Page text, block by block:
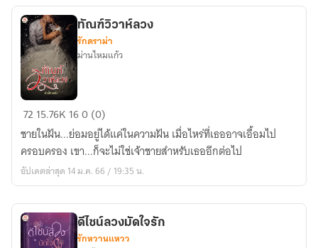
ทัณฑ์
วิวาห์
ลวง
ทัณฑ์วิวาห์ลวง
รักดราม่า
ม่านไหมแก้ว
72 15.76K 160 (0)
ชายในฝัน...ย่อมอยู่ได้แค่ในความฝัน เมื่อไหร่ที่เธออาจเอื้อมไป
ครอบครอง เขา...ก็จะไม่ใช่เจ้าชายสำหรับเธออีกต่อไป
อัปเดตล่าสุด 14 ม.ค. 66 / 19:35 น.
ดีไซน์ลวงมัดใจรัก
รักหวานแหวว